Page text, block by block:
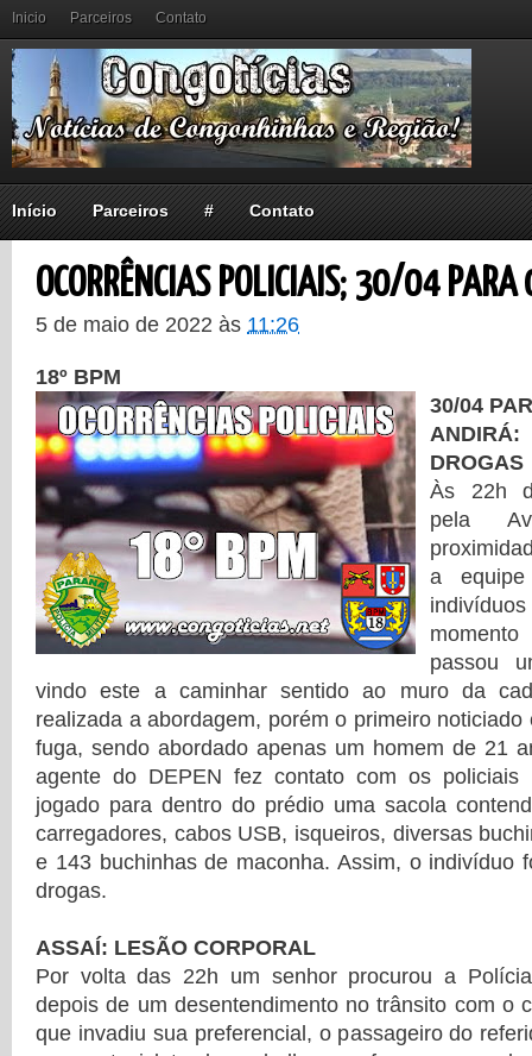
Inicio Parceiros Contato
Início Parceiros # Contato
OCORRÊNCIAS POLICIAIS; 30/04
5 de maio de 2022 às 11:26
18º BPM
30/04
DROGAS
Às 22h
pela
a
passou
vindo este a caminhar sentido ao muro da
realizada a abordagem, porém o primeiro noticiado
fuga, sendo abordado apenas um homem de 21
agente do DEPEN fez contato com os policiais
jogado para dentro do prédio uma sacola
carregadores, cabos USB, isqueiros, diversas
e 143 buchinhas de maconha. Assim, o indivíduo
drogas.
ASSAÍ: LESÃO CORPORAL
Por volta das 22h um senhor procurou a
depois de um desentendimento no trânsito com o
que invadiu sua preferencial, o passageiro do